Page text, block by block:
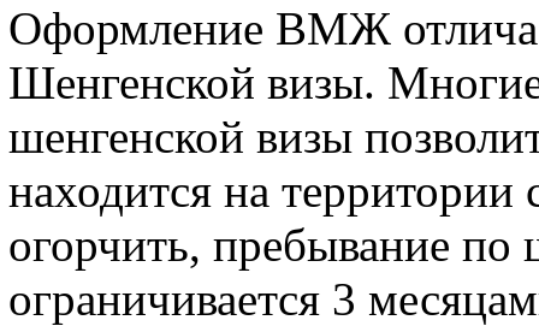
Оформление ВМЖ
Шенгенской визы.
шенгенской визы
находится на
огорчить, пребывание по
ограничивается 3